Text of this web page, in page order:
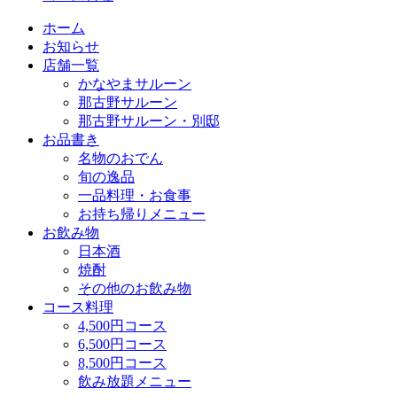
ホーム
お知らせ
店舗一覧
かなやまサルーン
那古野サルーン
那古野サルーン・別邸
お品書き
名物のおでん
旬の逸品
一品料理・お食事
お持ち帰りメニュー
お飲み物
日本酒
焼酎
その他のお飲み物
コース料理
4,500円コース
6,500円コース
8,500円コース
飲み放題メニュー